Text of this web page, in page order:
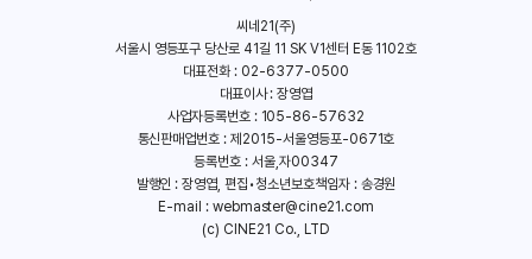
씨네21(주)
서울시 영등포구 당산로 41길 11 SK V1센터 E동 1102호
대표전화 : 02-6377-0500
대표이사 : 장영엽
사업자등록번호 : 105-86-57632
통신판매업번호 : 제2015-서울영등포-0671호
등록번호 : 서울,자00347
발행인 : 장영엽, 편집•청소년보호책임자 : 송경원
E-mail : webmaster@cine21.com
(c) CINE21 Co., LTD